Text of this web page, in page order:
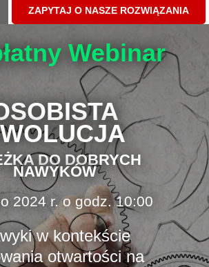
ZAPYTAJ O NASZE ROZWIĄZANIA
Webinar
DO DOBRYCH
NAWYKÓW
2024 r. o godz. 10:00
w kontekście
otwartości na